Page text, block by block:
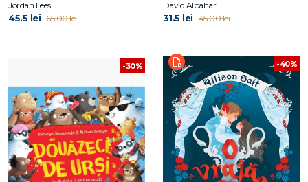
Jordan Lees
45.5 lei 65.00 lei
David Albahari
31.5 lei 45.00 lei
-30% -40%